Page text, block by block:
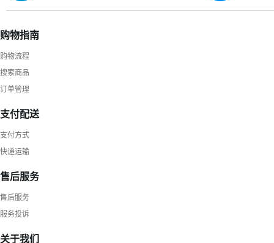
购物指南
购物流程
搜索商品
订单管理
支付配送
支付方式
快递运输
售后服务
售后服务
服务投诉
关于我们